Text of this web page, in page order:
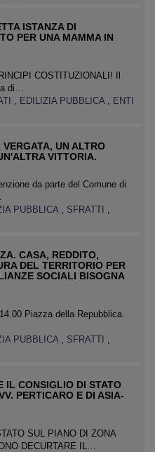
ISTANZA DI
PER UNA MAMMA IN
COSTITUZIONALI! Il
di…
, EDILIZIA PUBBLICA , ENTI
UN ALTRO
VITTORIA.
da parte del Comune di
PUBBLICA , SFRATTI ,
CASA, REDDITO,
DEL TERRITORIO PER
SOCIALI BISOGNA
Piazza della Repubblica.
PUBBLICA , SFRATTI ,
IL CONSIGLIO DI STATO
PERTICARO E DI ASIA-
SUL PIANO DI ZONA
DECURTARE IL…